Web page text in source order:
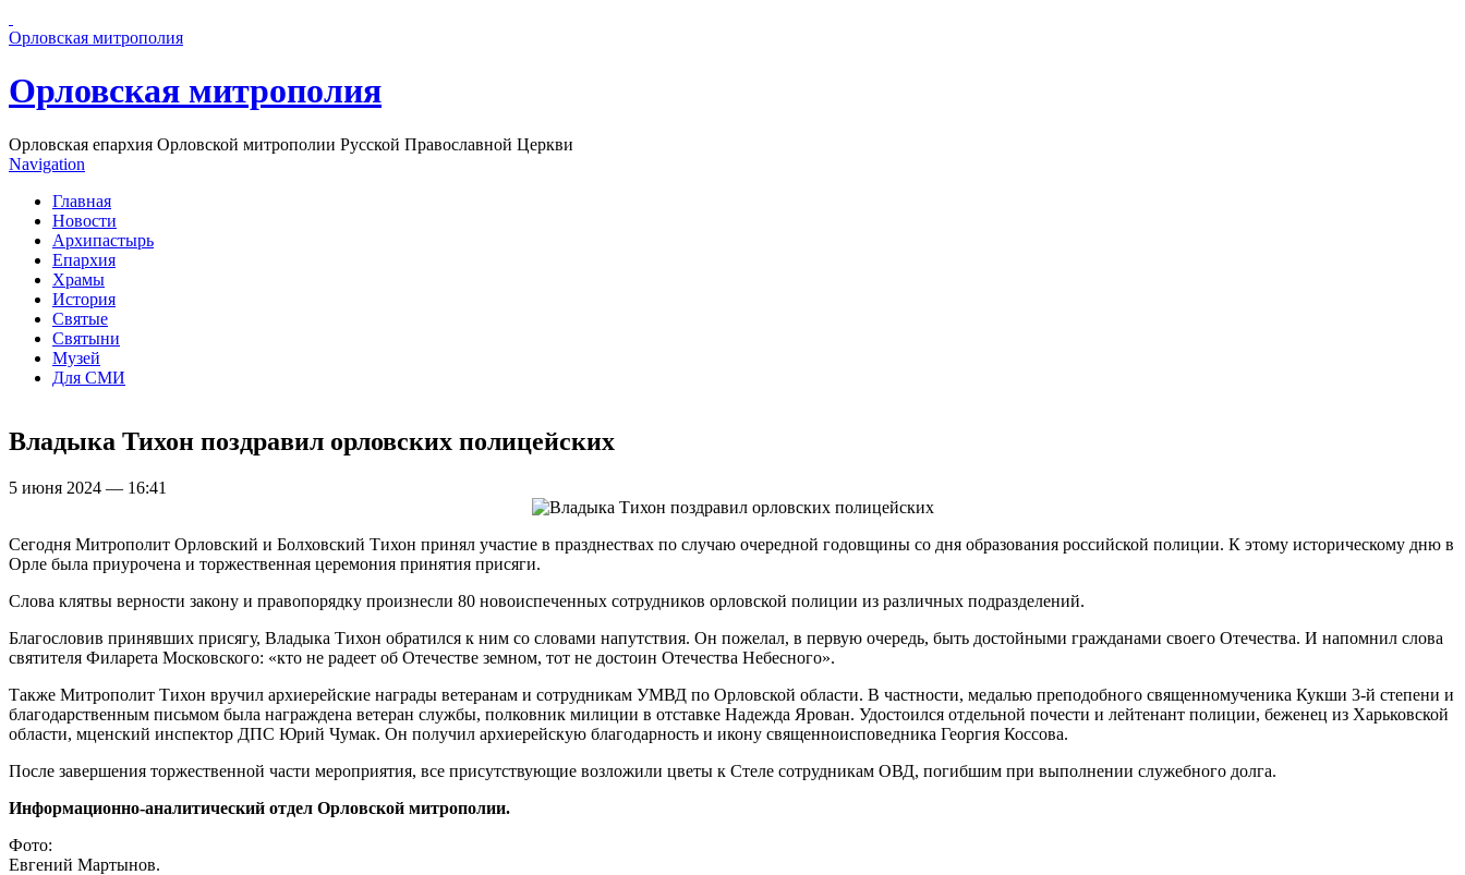
Орловская митрополия
Орловская митрополия
Орловская епархия Орловской митрополии Русской Православной Церкви
Navigation
Главная
Новости
Архипастырь
Епархия
Храмы
История
Святые
Святыни
Музей
Для СМИ
Владыка Тихон поздравил орловских полицейских
5 июня 2024 — 16:41
Сегодня Митрополит Орловский и Болховский Тихон принял участие в празднествах по случаю очередной годовщины со дня образования российской полиции. К этому историческому дню в
Орле была приурочена и торжественная церемония принятия присяги.
Слова клятвы верности закону и правопорядку произнесли 80 новоиспеченных сотрудников орловской полиции из различных подразделений.
Благословив принявших присягу, Владыка Тихон обратился к ним со словами напутствия. Он пожелал, в первую очередь, быть достойными гражданами своего Отечества. И напомнил слова
святителя Филарета Московского: «кто не радеет об Отечестве земном, тот не достоин Отечества Небесного».
Также Митрополит Тихон вручил архиерейские награды ветеранам и сотрудникам УМВД по Орловской области. В частности, медалью преподобного священномученика Кукши 3-й степени и
благодарственным письмом была награждена ветеран службы, полковник милиции в отставке Надежда Ярован. Удостоился отдельной почести и лейтенант полиции, беженец из Харьковской
области, мценский инспектор ДПС Юрий Чумак. Он получил архиерейскую благодарность и икону священноисповедника Георгия Коссова.
После завершения торжественной части мероприятия, все присутствующие возложили цветы к Стеле сотрудникам ОВД, погибшим при выполнении служебного долга.
Информационно-аналитический отдел Орловской митрополии.
Фото:
Евгений Мартынов.